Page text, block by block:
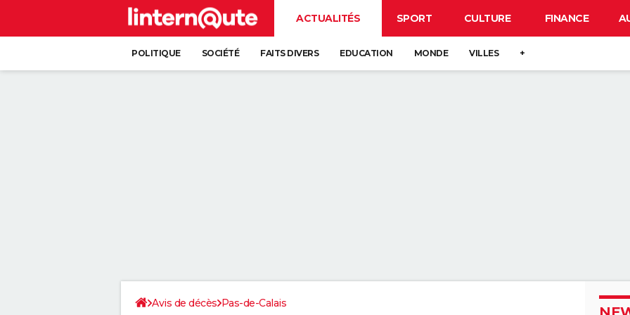
ACTUALITÉS SPORT CULTURE FINANCE
POLITIQUE SOCIÉTÉ FAITS DIVERS EDUCATION MONDE VILLES +
Avis de décès Pas-de-Calais